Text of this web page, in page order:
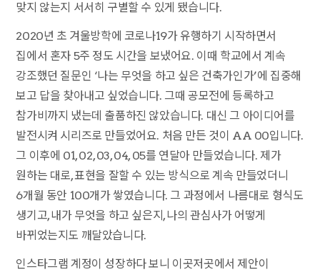
맞지 않는지 서서히 구별할 수 있게 됐습니다.
2020년 초 겨울방학에 코로나19가 유행하기 시작하면서
집에서 혼자 5주 정도 시간을 보냈어요. 이때 학교에서 계속
강조했던 질문인 ‘나는 무엇을 하고 싶은 건축가인가’에 집중해
보고 답을 찾아내고 싶었습니다. 그때 공모전에 등록하고
참가비까지 냈는데 출품하진 않았습니다. 대신 그 아이디어를
발전시켜 시리즈로 만들었어요. 처음 만든 것이 AA 00입니다.
그 이후에 01, 02, 03, 04, 05를 연달아 만들었습니다. 제가
원하는 대로, 표현을 잘할 수 있는 방식으로 계속 만들었더니
6개월 동안 100개가 쌓였습니다. 그 과정에서 나름대로 형식도
생기고, 내가 무엇을 하고 싶은지, 나의 관심사가 어떻게
바뀌었는지도 깨달았습니다.
인스타그램 계정이 성장하다 보니 이곳저곳에서 제안이